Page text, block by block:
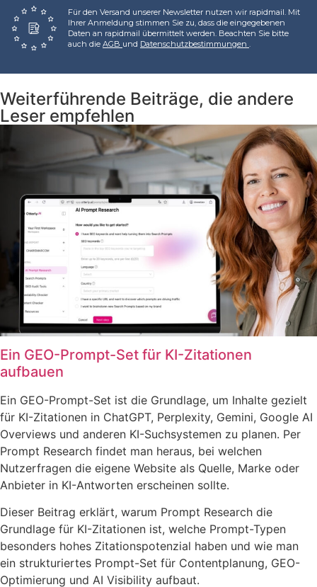
Für den Versand unserer Newsletter nutzen wir rapidmail. Mit
Ihrer Anmeldung stimmen Sie zu, dass die eingegebenen
Daten an rapidmail übermittelt werden. Beachten Sie bitte
auch die AGB und Datenschutzbestimmungen .
Weiterführende Beiträge, die andere
Leser empfehlen
Ein GEO-Prompt-Set für KI-Zitationen
aufbauen
Ein GEO-Prompt-Set ist die Grundlage, um Inhalte gezielt
für KI-Zitationen in ChatGPT, Perplexity, Gemini, Google AI
Overviews und anderen KI-Suchsystemen zu planen. Per
Prompt Research findet man heraus, bei welchen
Nutzerfragen die eigene Website als Quelle, Marke oder
Anbieter in KI-Antworten erscheinen sollte.
Dieser Beitrag erklärt, warum Prompt Research die
Grundlage für KI-Zitationen ist, welche Prompt-Typen
besonders hohes Zitationspotenzial haben und wie man
ein strukturiertes Prompt-Set für Contentplanung, GEO-
Optimierung und AI Visibility aufbaut.